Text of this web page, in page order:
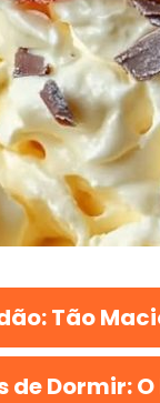
Tão
de Dormir: